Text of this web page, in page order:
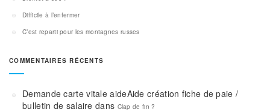
Difficile à l’enfermer
C’est reparti pour les montagnes russes
COMMENTAIRES RÉCENTS
Demande carte vitale aideAide création fiche de paie /
bulletin de salaire dans Clap de fin ?